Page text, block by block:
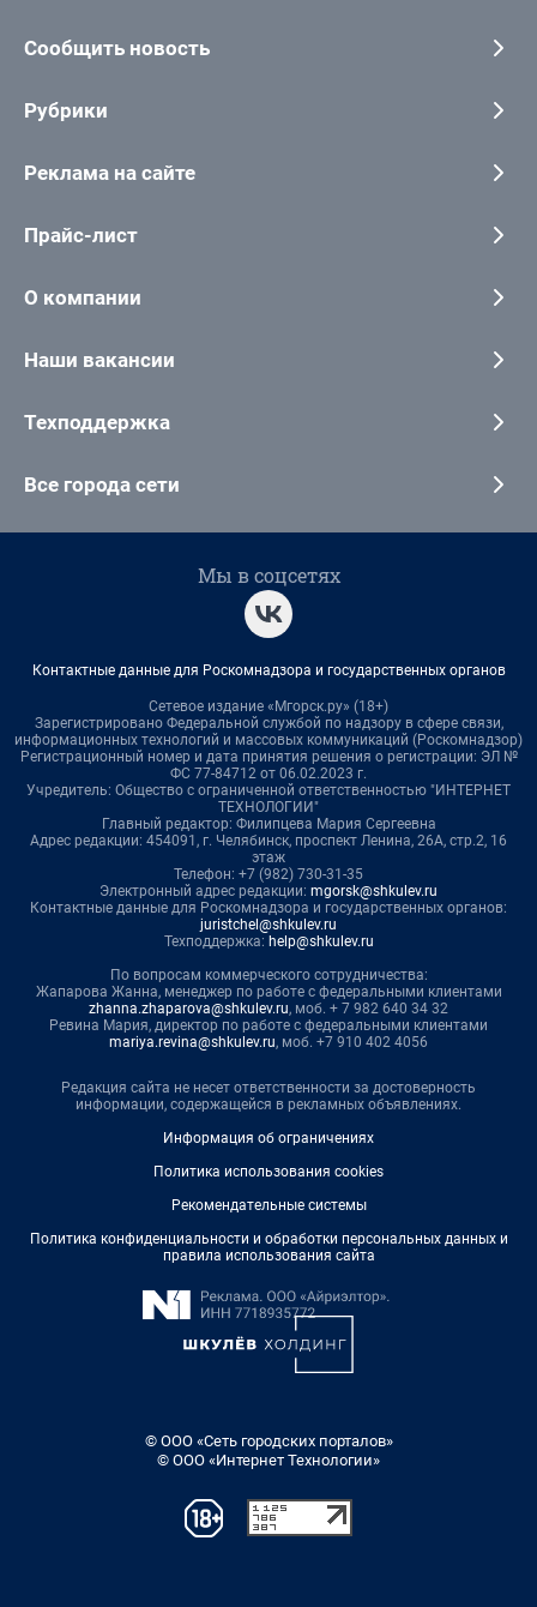
Сообщить новость
Рубрики
Реклама на сайте
Прайс-лист
О компании
Наши вакансии
Техподдержка
Все города сети
Мы в соцсетях
Контактные данные для Роскомнадзора и государственных органов
Сетевое издание «Мгорск.ру» (18+)
Зарегистрировано Федеральной службой по надзору в сфере связи,
информационных технологий и массовых коммуникаций (Роскомнадзор)
Регистрационный номер и дата принятия решения о регистрации: ЭЛ №
ФС 77-84712 от 06.02.2023 г.
Учредитель: Общество с ограниченной ответственностью "ИНТЕРНЕТ
ТЕХНОЛОГИИ"
Главный редактор: Филипцева Мария Сергеевна
Адрес редакции: 454091, г. Челябинск, проспект Ленина, 26А, стр.2, 16
этаж
Телефон: +7 (982) 730-31-35
Электронный адрес редакции: mgorsk@shkulev.ru
Контактные данные для Роскомнадзора и государственных органов:
juristchel@shkulev.ru
Техподдержка: help@shkulev.ru
По вопросам коммерческого сотрудничества:
Жапарова Жанна, менеджер по работе с федеральными клиентами
zhanna.zhaparova@shkulev.ru, моб. + 7 982 640 34 32
Ревина Мария, директор по работе с федеральными клиентами
mariya.revina@shkulev.ru, моб. +7 910 402 4056
Редакция сайта не несет ответственности за достоверность
информации, содержащейся в рекламных объявлениях.
Информация об ограничениях
Политика использования cookies
Рекомендательные системы
Политика конфиденциальности и обработки персональных данных и
правила использования сайта
© ООО «Сеть городских порталов»
© ООО «Интернет Технологии»